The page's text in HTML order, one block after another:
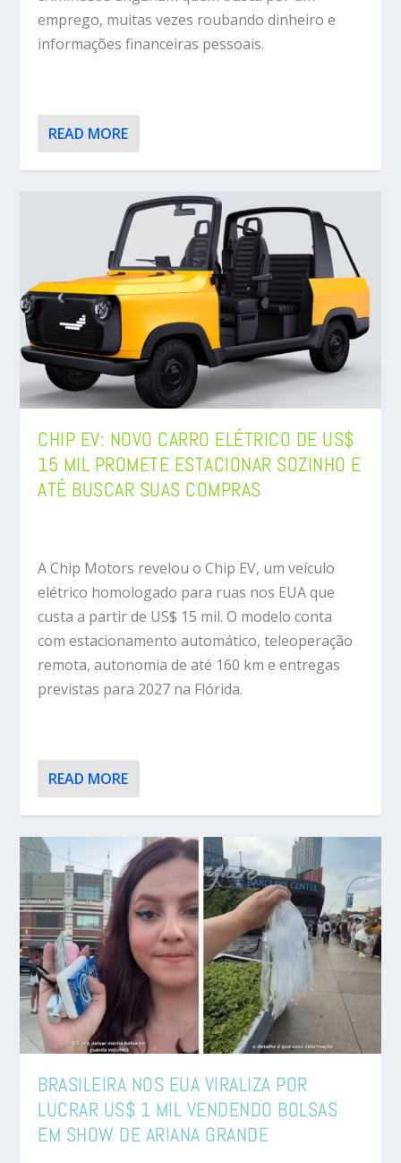
emprego, muitas vezes roubando dinheiro e
informações financeiras pessoais.
READ MORE
CHIP EV: NOVO CARRO ELÉTRICO DE US$
15 MIL PROMETE ESTACIONAR SOZINHO E
ATÉ BUSCAR SUAS COMPRAS
A Chip Motors revelou o Chip EV, um veículo
elétrico homologado para ruas nos EUA que
custa a partir de US$ 15 mil. O modelo conta
com estacionamento automático, teleoperação
remota, autonomia de até 160 km e entregas
previstas para 2027 na Flórida.
READ MORE
BRASILEIRA NOS EUA VIRALIZA POR
LUCRAR US$ 1 MIL VENDENDO BOLSAS
EM SHOW DE ARIANA GRANDE